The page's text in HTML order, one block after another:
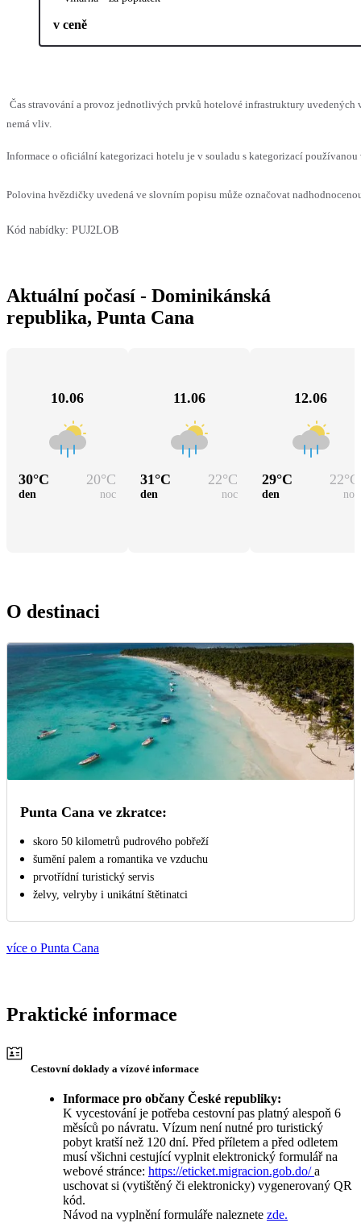
v ceně
Čas stravování a provoz jednotlivých prvků hotelové infrastruktury uvedených
nemá vliv.
Informace o oficiální kategorizaci hotelu je v souladu s kategorizací
Polovina hvězdičky uvedená ve slovním popisu může označovat
Kód nabídky: PUJ2LOB
Aktuální počasí - Dominikánská
republika, Punta Cana
10.06
30°C 20°C
den noc
11.06
31°C 22°C
den noc
12.06
29°C 22°C
den noc
O destinaci
Punta Cana ve zkratce:
skoro 50 kilometrů pudrového pobřeží
šumění palem a romantika ve vzduchu
prvotřídní turistický servis
želvy, velryby i unikátní štětinatci
více o Punta Cana
Praktické informace
Cestovní doklady a vízové informace
Informace pro občany České republiky:
K vycestování je potřeba cestovní pas platný alespoň 6
měsíců po návratu. Vízum není nutné pro turistický
pobyt kratší než 120 dní. Před příletem a před odletem
musí všichni cestující vyplnit elektronický formulář na
webové stránce: https://eticket.migracion.gob.do/a
uschovat si (vytištěný či elektronicky) vygenerovaný QR
kód.
Návod na vyplnění formuláře naleznete zde.